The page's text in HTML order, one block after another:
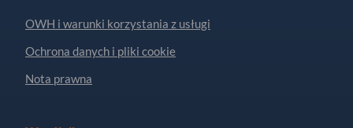
OWH i warunki korzystania z usługi
Ochrona danych i pliki cookie
Nota prawna